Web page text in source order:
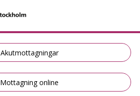
Akutmottagningar
Mottagning online